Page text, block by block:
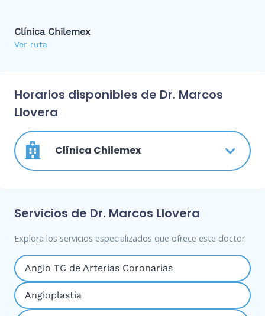
Clínica Chilemex
Ver ruta
Horarios disponibles de Dr. Marcos
Llovera
Clínica Chilemex
Servicios de Dr. Marcos Llovera
Explora los servicios especializados que ofrece este doctor
Angio TC de Arterias Coronarias
Angioplastia